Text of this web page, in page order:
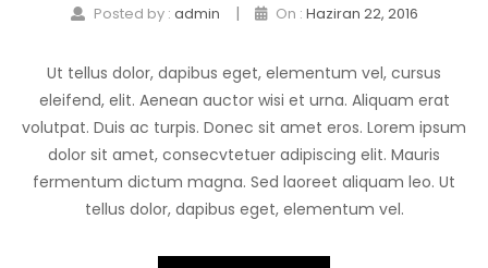
Posted by : admin | On : Haziran 22, 2016
Ut tellus dolor, dapibus eget, elementum vel, cursus
eleifend, elit. Aenean auctor wisi et urna. Aliquam erat
volutpat. Duis ac turpis. Donec sit amet eros. Lorem ipsum
dolor sit amet, consecvtetuer adipiscing elit. Mauris
fermentum dictum magna. Sed laoreet aliquam leo. Ut
tellus dolor, dapibus eget, elementum vel.